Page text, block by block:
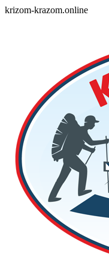
Skip
krizom-krazom.online